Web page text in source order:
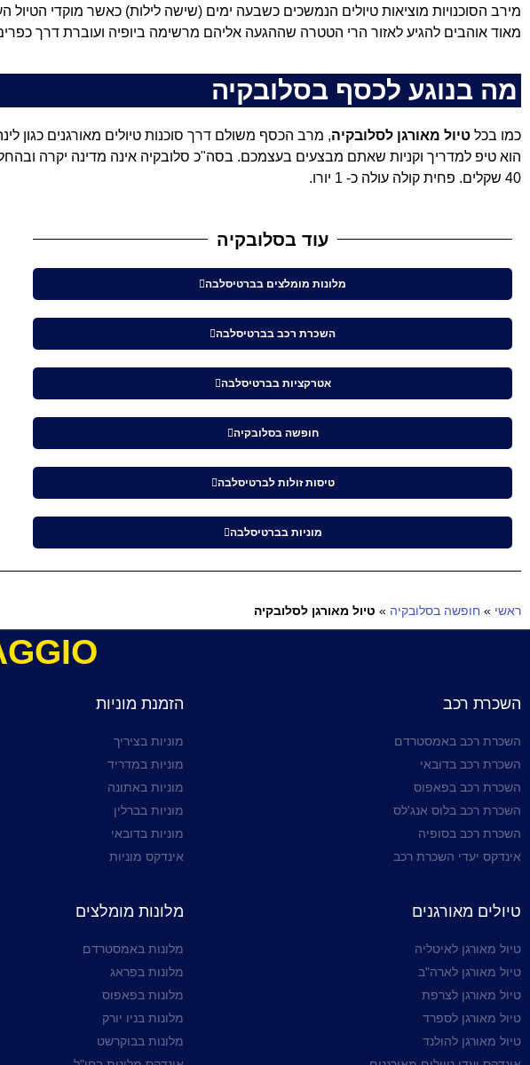
מירב הסוכנויות מוציאות טיולים הנמשכים כשבעה ימים (שישה לילות) כאשר מוקדי
מאוד אוהבים להגיע לאזור הרי הטטרה שההגעה אליהם מרשימה ביופיה ועוברת דרך
מה בנוגע לכסף בסלובקיה
כמו בכל טיול מאורגן לסלובקיה, מרב הכסף משולם דרך סוכנות טיולים מאורגנים כגון
40 שקלים. פחית קולה עולה כ- 1 יורו.
עוד בסלובקיה
מלונות מומלצים בברטיסלבה
השכרת רכב בברטיסלבה
אטרקציות בברטיסלבה
חופשה בסלובקיה
טיסות זולות לברטיסלבה
מוניות בברטיסלבה
ראשי » חופשה בסלובקיה » טיול מאורגן לסלובקיה
השכרת רכב
השכרת רכב באמסטרדם
השכרת רכב בדובאי
השכרת רכב בפאפוס
השכרת רכב בלוס אנג'לס
השכרת רכב בסופיה
אינדקס יעדי השכרת רכב
הזמנת מוניות
מוניות בציריך
מוניות במדריד
מוניות באתונה
מוניות בברלין
מוניות בדובאי
אינדקס מוניות
טיולים מאורגנים
טיול מאורגן לאיטליה
טיול מאורגן לארה"ב
טיול מאורגן לצרפת
טיול מאורגן לספרד
טיול מאורגן להולנד
מלונות מומלצים
מלונות באמסטרדם
מלונות בפראג
מלונות בפאפוס
מלונות בניו יורק
מלונות בבוקרשט